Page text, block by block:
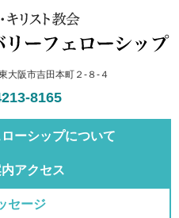
大阪市吉田本町２-８-４
8165
ーシップについて
アクセス
セージ